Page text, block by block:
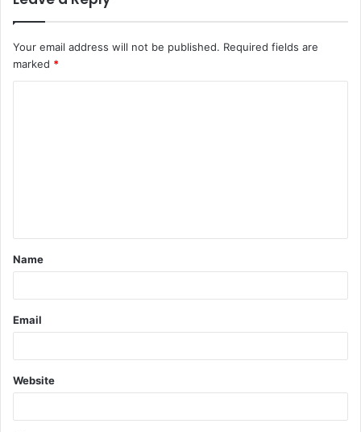
Your email address will not be published. Required fields are
marked *
Name
Email
Website